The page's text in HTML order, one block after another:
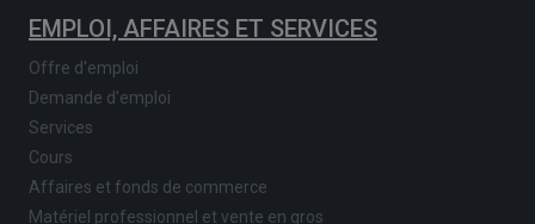
EMPLOI, AFFAIRES ET SERVICES
Offre d'emploi
Demande d'emploi
Services
Cours
Affaires et fonds de commerce
Matériel professionnel et vente en gros